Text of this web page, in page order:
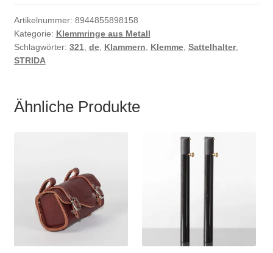
Artikelnummer: 8944855898158
Kategorie: Klemmringe aus Metall
Schlagwörter: 321, de, Klammern, Klemme, Sattelhalter,
STRIDA
Ähnliche Produkte